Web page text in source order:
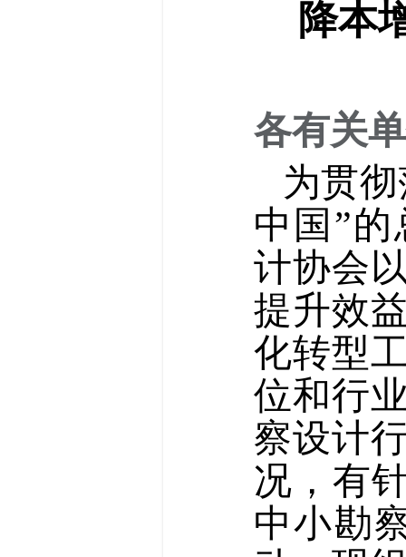
降本
各有关
为贯
中国”
计协会
提升效
化转型
位和行
察设计
况，有
中小勘